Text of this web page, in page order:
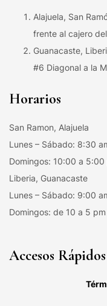
Alajuela, San
frente al cajero del
Guanacaste,
#6 Diagonal a la
Horarios
San Ramon, Alajuela
Lunes – Sábado: 8:30
Domingos: 10:00 a 5:00
Liberia, Guanacaste
Lunes – Sábado: 9:00
Domingos: de 10 a 5 pm
Accesos Rápidos